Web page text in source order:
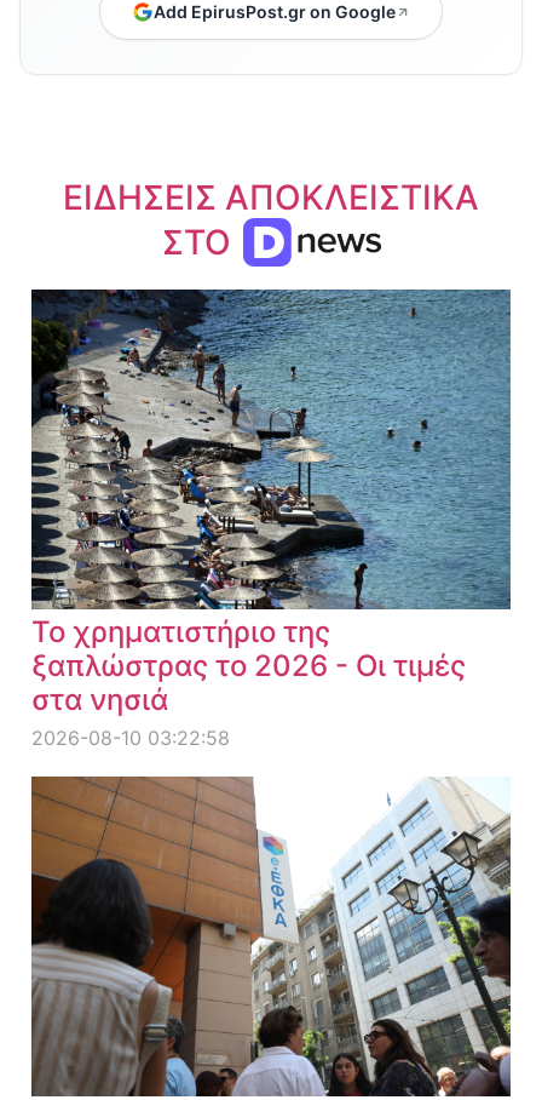
Add EpirusPost.gr on Google
ΕΙΔΗΣΕΙΣ ΑΠΟΚΛΕΙΣΤΙΚΑ
ΣΤΟ
Το χρηματιστήριο της
ξαπλώστρας το 2026 - Οι τιμές
στα νησιά
2026-08-10 03:22:58